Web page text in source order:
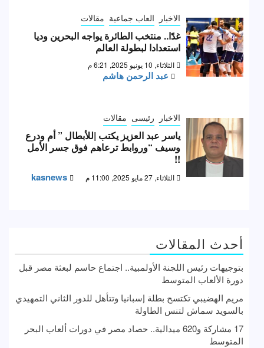
الاخبار العاب جماعية مقالات
غدًا.. منتخب الطائرة يواجه البحرين وديا
استعدادا لبطولة العالم
الثلاثاء, 10 يونيو 2025, 6:21 م
عبد الرحمن هاشم
الاخبار رئيسى مقالات
ياسر عبد العزيز يكتب |للأبطال ” أم ودرع
وسيف “وروابط ترعاهم فوق جسر الأمل
!!
الثلاثاء, 27 مايو 2025, 11:00 م kasnews
أحدث المقالات
بتوجيهات رئيس اللجنة الأولمبية.. اجتماع حاسم لبعثة مصر قبل
دورة الألعاب المتوسط
مريم الهضيبي تكتسح بطلة إسبانيا وتتأهل للدور الثاني التمهيدي
بالسويد سماش لتنس الطاولة
17 مشاركة و620 ميدالية.. حصاد مصر في دورات ألعاب البحر
المتوسط